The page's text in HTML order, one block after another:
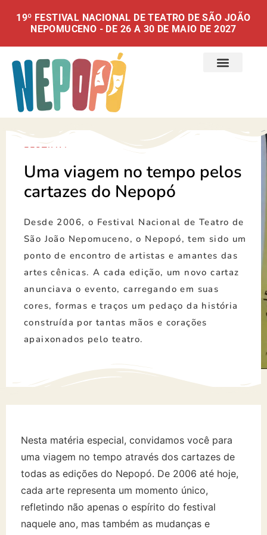
19º FESTIVAL NACIONAL DE TEATRO DE SÃO JOÃO
NEPOMUCENO - DE 26 A 30 DE MAIO DE 2027
FESTIVAL
Uma viagem no tempo pelos
cartazes do Nepopó
Desde 2006, o Festival Nacional de Teatro de
São João Nepomuceno, o Nepopó, tem sido um
ponto de encontro de artistas e amantes das
artes cênicas. A cada edição, um novo cartaz
anunciava o evento, carregando em suas
cores, formas e traços um pedaço da história
construída por tantas mãos e corações
apaixonados pelo teatro.
Nesta matéria especial, convidamos você para
uma viagem no tempo através dos cartazes de
todas as edições do Nepopó. De 2006 até hoje,
cada arte representa um momento único,
refletindo não apenas o espírito do festival
naquele ano, mas também as mudanças e